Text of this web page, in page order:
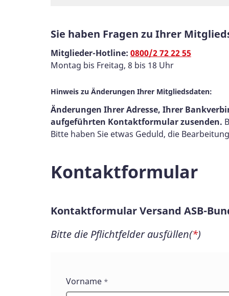
Sie haben Fragen zu Ihrer
Mitglieder-Hotline: 0800/2 72 22 55
Montag bis Freitag, 8 bis 18 Uhr
Hinweis zu Änderungen Ihrer Mitgliedsdaten:
Änderungen Ihrer Adresse, Ihrer
aufgeführten Kontaktformular zusenden.
Bitte haben Sie etwas Geduld, die
Kontaktformular
Kontaktformular Versand ASB-
Bitte die Pflichtfelder ausfüllen(*)
Kontaktformular
Vorname *